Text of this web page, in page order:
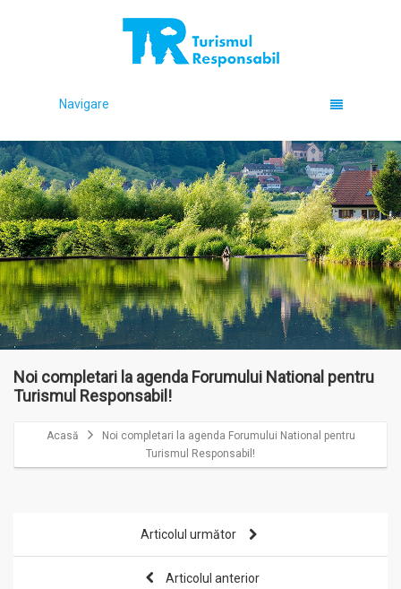
Navigare
Noi completari la agenda Forumului National pentru
Turismul Responsabil!
Acasă
Noi completari la agenda Forumului National pentru
Turismul Responsabil!
Articolul următor
Articolul anterior